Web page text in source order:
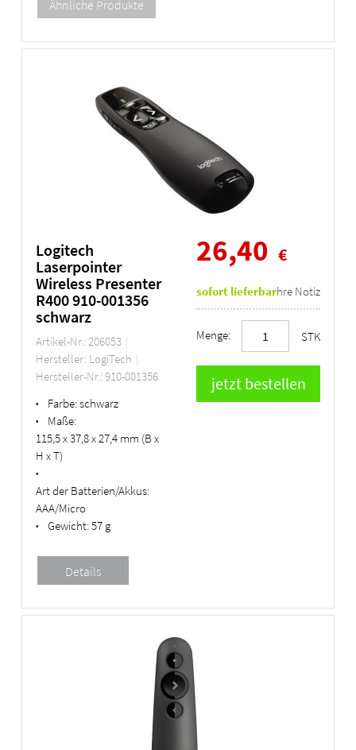
Logitech
Laserpointer
Wireless Presenter
R400 910-001356
schwarz
Artikel-Nr.: 206053
Hersteller: LogiTech
Hersteller-Nr.: 910-001356
• Farbe:schwarz
•
Maße:
115,5 x 37,8 x 27,4 mm (B x
H x T)
•
Art der Batterien/Akkus:
AAA/Micro
• Gewicht:57 g
26,40 €
sofort lieferbarIhre Notiz
Menge: STK